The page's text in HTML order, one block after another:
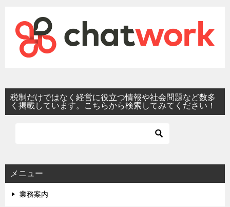
税制だけではなく経営に役立つ情報や社会問題など数多
く掲載しています。こちらから検索してみてください！
メニュー
業務案内